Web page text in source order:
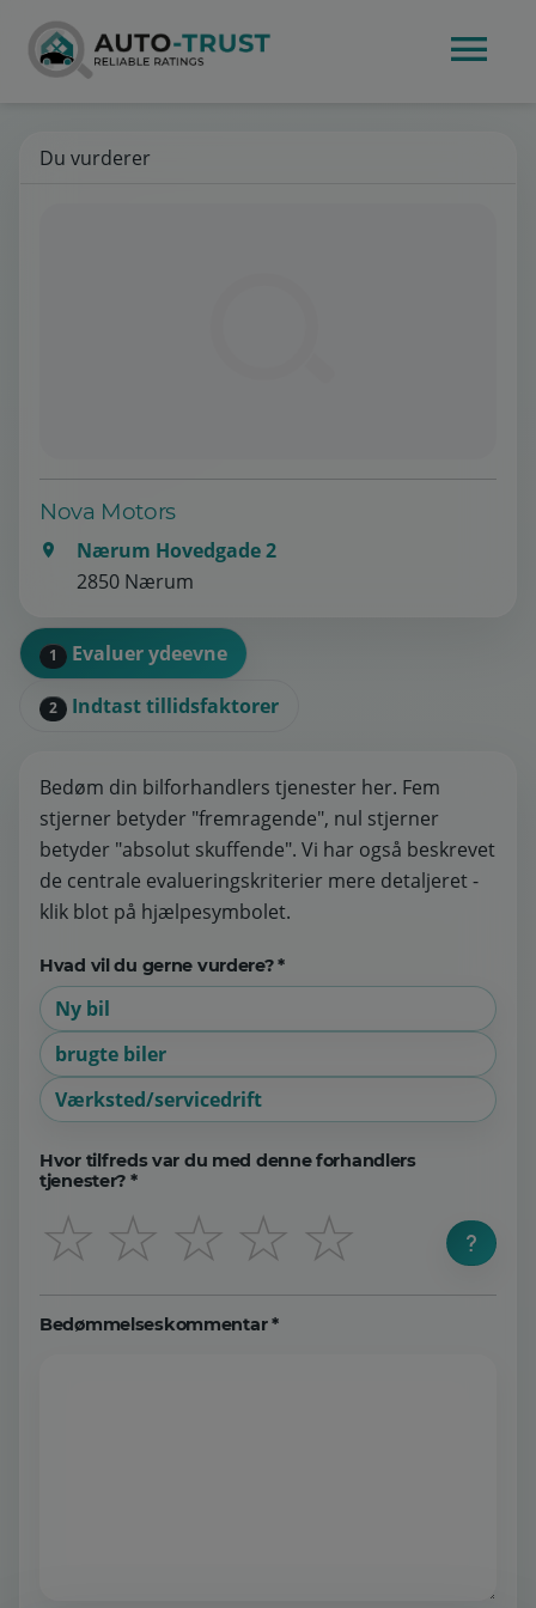
Du vurderer
Nova Motors
Nærum Hovedgade 2
2850 Nærum
1 Evaluer ydeevne
2 Indtast tillidsfaktorer
Bedøm din bilforhandlers tjenester her. Fem
stjerner betyder "fremragende", nul stjerner
betyder "absolut skuffende". Vi har også beskrevet
de centrale evalueringskriterier mere detaljeret -
klik blot på hjælpesymbolet.
Hvad vil du gerne vurdere? *
Ny bil
brugte biler
Værksted/servicedrift
Hvor tilfreds var du med denne forhandlers
tjenester? *
☆
☆
☆
☆
☆
Bedømmelseskommentar *